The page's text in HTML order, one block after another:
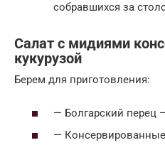
собравшихся за
Салат с мидиями
кукурузой
Берем для приготовления:
— Болгарский перец
—